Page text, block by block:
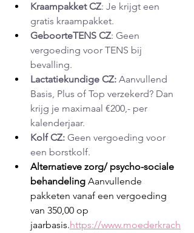
Kraampakket CZ: Je krijgt een
gratis kraampakket.
GeboorteTENS CZ: Geen
vergoeding voor TENS bij
bevalling.
Lactatiekundige CZ: Aanvullend
Basis, Plus of Top verzekerd? Dan
krijg je maximaal €200,- per
kalenderjaar.
Kolf CZ: Geen vergoeding voor
een borstkolf.
Alternatieve zorg/ psycho-sociale
behandeling Aanvullende
pakketen vanaf een vergoeding
van 350,00 op
jaarbasis.https://www.moederkrach